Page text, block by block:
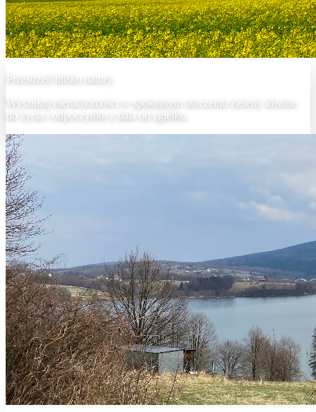
Przestrzeń blisko natury
Wyszukuj nieruchomości w spokojnym otoczeniu zieleni, idealne
do życia i odpoczynku z dala od zgiełku.